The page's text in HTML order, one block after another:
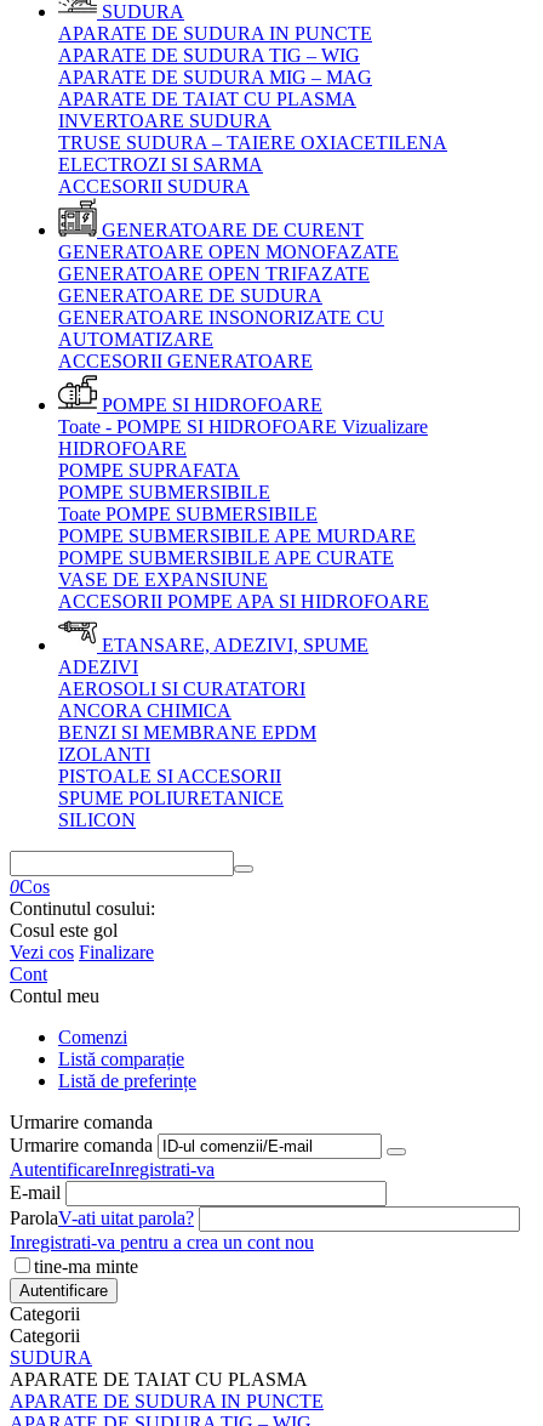
SUDURA
APARATE DE SUDURA IN PUNCTE
APARATE DE SUDURA TIG – WIG
APARATE DE SUDURA MIG – MAG
APARATE DE TAIAT CU PLASMA
INVERTOARE SUDURA
TRUSE SUDURA – TAIERE OXIACETILENA
ELECTROZI SI SARMA
ACCESORII SUDURA
GENERATOARE DE CURENT
GENERATOARE OPEN MONOFAZATE
GENERATOARE OPEN TRIFAZATE
GENERATOARE DE SUDURA
GENERATOARE INSONORIZATE CU
AUTOMATIZARE
ACCESORII GENERATOARE
POMPE SI HIDROFOARE
Toate - POMPE SI HIDROFOARE Vizualizare
HIDROFOARE
POMPE SUPRAFATA
POMPE SUBMERSIBILE
Toate POMPE SUBMERSIBILE
POMPE SUBMERSIBILE APE MURDARE
POMPE SUBMERSIBILE APE CURATE
VASE DE EXPANSIUNE
ACCESORII POMPE APA SI HIDROFOARE
ETANSARE, ADEZIVI, SPUME
ADEZIVI
AEROSOLI SI CURATATORI
ANCORA CHIMICA
BENZI SI MEMBRANE EPDM
IZOLANTI
PISTOALE SI ACCESORII
SPUME POLIURETANICE
SILICON
0Cos
Continutul cosului:
Cosul este gol
Vezi cos Finalizare
Cont
Contul meu
Comenzi
Listă comparație
Listă de preferințe
Urmarire comanda
Urmarire comanda
AutentificareInregistrati-va
E-mail
ParolaV-ati uitat parola?
Inregistrati-va pentru a crea un cont nou
tine-ma minte
Autentificare
Categorii
Categorii
SUDURA
APARATE DE TAIAT CU PLASMA
APARATE DE SUDURA IN PUNCTE